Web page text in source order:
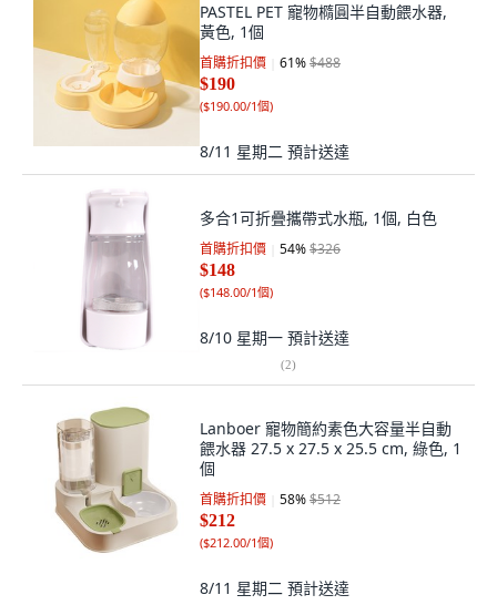
PASTEL PET 寵物橢圓半自動餵水器,
黃色, 1個
首購折扣價 61%$488
$190
($190.00/1個)
8/11 星期二 預計送達
多合1可折疊攜帶式水瓶, 1個, 白色
首購折扣價 54%$326
$148
($148.00/1個)
8/10 星期一 預計送達
(2)
Lanboer 寵物簡約素色大容量半自動
餵水器 27.5 x 27.5 x 25.5 cm, 綠色, 1
個
首購折扣價 58%$512
$212
($212.00/1個)
8/11 星期二 預計送達